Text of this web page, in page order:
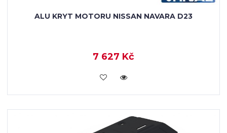
ALU KRYT MOTORU NISSAN NAVARA D23
7 627 Kč
KOUPIT